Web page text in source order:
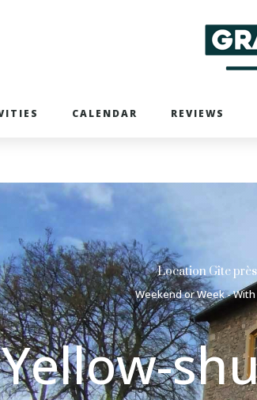
CALENDAR REVIEWS
Location Gîte
Weekend or Week -
Yellow-